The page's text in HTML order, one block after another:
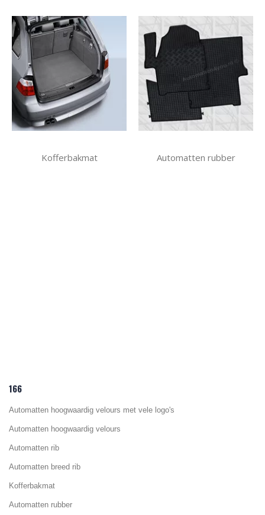
Kofferbakmat Automatten rubber
166
Automatten hoogwaardig velours met vele logo's
Automatten hoogwaardig velours
Automatten rib
Automatten breed rib
Kofferbakmat
Automatten rubber